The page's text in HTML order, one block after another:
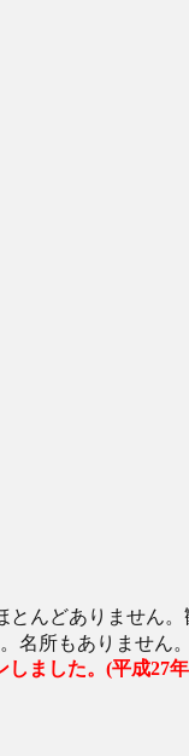
んどありません
名所もありません
しました。(平成27